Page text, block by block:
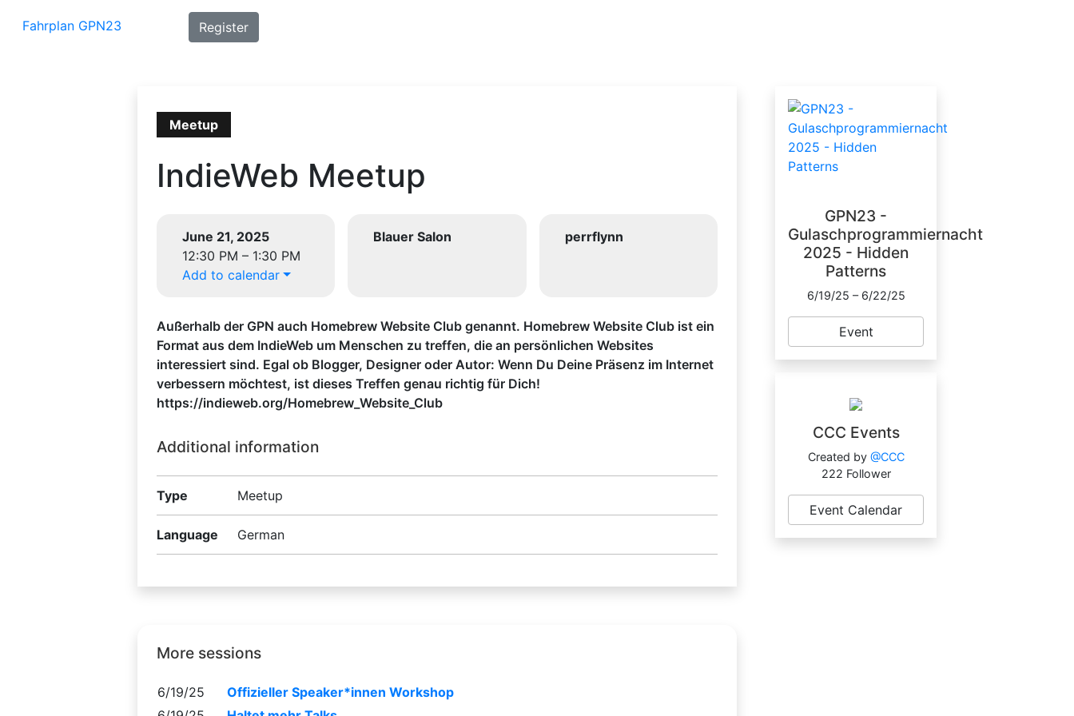
Fahrplan GPN23 Register
Meetup
IndieWeb Meetup
June 21, 2025
12:30 PM – 1:30 PM
Add to calendar
Blauer Salon perrflynn
Außerhalb der GPN auch Homebrew Website Club genannt. Homebrew Website Club ist ein
Format aus dem IndieWeb um Menschen zu treffen, die an persönlichen Websites
interessiert sind. Egal ob Blogger, Designer oder Autor: Wenn Du Deine Präsenz im Internet
verbessern möchtest, ist dieses Treffen genau richtig für Dich!
https://indieweb.org/Homebrew_Website_Club
Additional information
Type Meetup
Language German
More sessions
6/19/25
Offizieller Speaker*innen Workshop
GPN23 -
Gulaschprogrammiernacht
2025 - Hidden
Patterns
6/19/25 – 6/22/25
Event
CCC Events
Created by @CCC
222 Follower
Event Calendar